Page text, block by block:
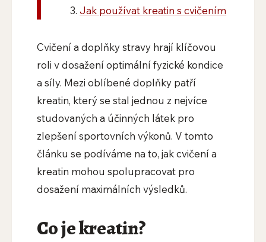
Jak používat kreatin s cvičením
Cvičení a doplňky stravy hrají klíčovou
roli v dosažení optimální fyzické kondice
a síly. Mezi oblíbené doplňky patří
kreatin, který se stal jednou z nejvíce
studovaných a účinných látek pro
zlepšení sportovních výkonů. V tomto
článku se podíváme na to, jak cvičení a
kreatin mohou spolupracovat pro
dosažení maximálních výsledků.
Co je kreatin?